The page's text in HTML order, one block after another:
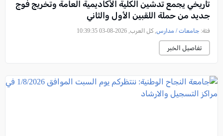
تاريخي يجمع تدشين الكلية الأكاديمية العامة وتخريج فوج
جديد من حملة اللقبين الأول والثاني
فئة: جامعات / مدارس, كل العرب, 2026-08-03 10:39:35
تفاصيل الخبر